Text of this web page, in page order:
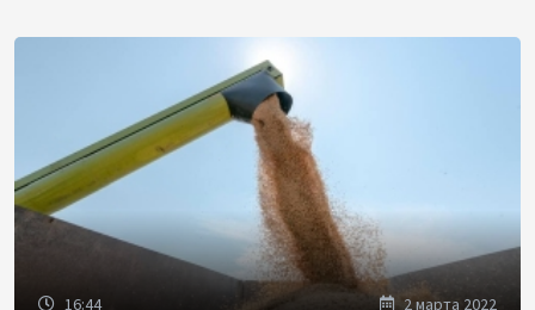
16:44 2 марта 2022